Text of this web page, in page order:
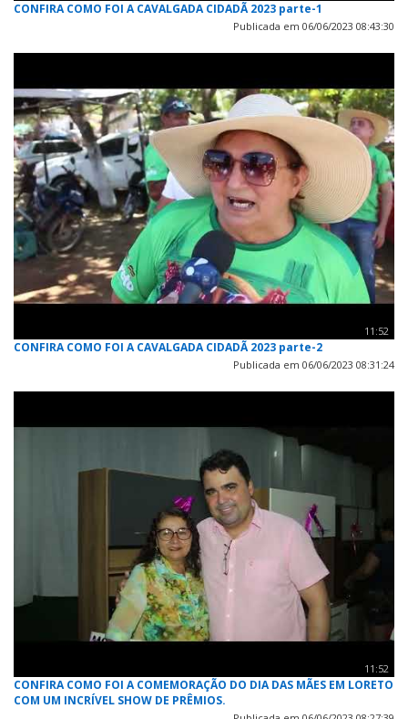
CONFIRA COMO FOI A CAVALGADA CIDADÃ 2023 parte-1
Publicada em 06/06/2023 08:43:30
11:52
CONFIRA COMO FOI A CAVALGADA CIDADÃ 2023 parte-2
Publicada em 06/06/2023 08:31:24
11:52
CONFIRA COMO FOI A COMEMORAÇÃO DO DIA DAS MÃES EM LORETO
COM UM INCRÍVEL SHOW DE PRÊMIOS.